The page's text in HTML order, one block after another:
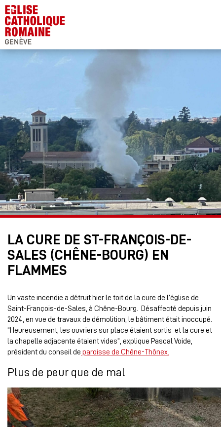
LA CURE DE ST-FRANÇOIS-DE-
SALES (CHÊNE-BOURG) EN
FLAMMES
Un vaste incendie a détruit hier le toit de la cure de l’église de
Saint-François-de-Sales, à Chêne-Bourg. Désaffecté depuis juin
2024, en vue de travaux de démolition, le bâtiment était inoccupé.
“Heureusement, les ouvriers sur place étaient sortis etla cure et
la chapelle adjacente étaient vides”, explique Pascal Voide,
président du conseil de paroisse de Chêne-Thônex.
Plus de peur que de mal